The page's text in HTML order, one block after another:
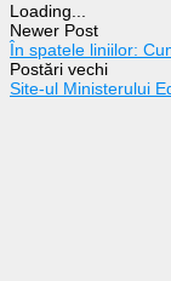
Loading...
Newer Post
În spatele liniilor:
Postări vechi
Site-ul Ministerului